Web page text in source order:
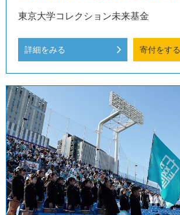
東京大学コレクション未来基金
詳細をみる 寄付をする